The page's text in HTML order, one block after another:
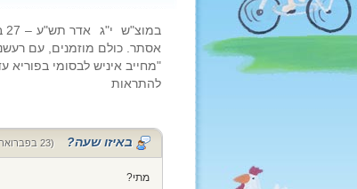
אסתר. כולם מוזמנים, עם
"מחייב איניש לבסומי בפוריא
להתראות
באיזו שעה? (23 בפברואר 2010 בשעה 17:32)
מתי?